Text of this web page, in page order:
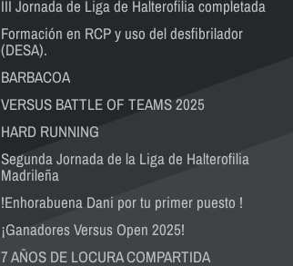
III Jornada de Liga de Halterofilia completada
Formación en RCP y uso del desfibrilador
(DESA).
BARBACOA
VERSUS BATTLE OF TEAMS 2025
HARD RUNNING
Segunda Jornada de la Liga de Halterofilia
Madrileña
!Enhorabuena Dani por tu primer puesto !
¡Ganadores Versus Open 2025!
7 AÑOS DE LOCURA COMPARTIDA